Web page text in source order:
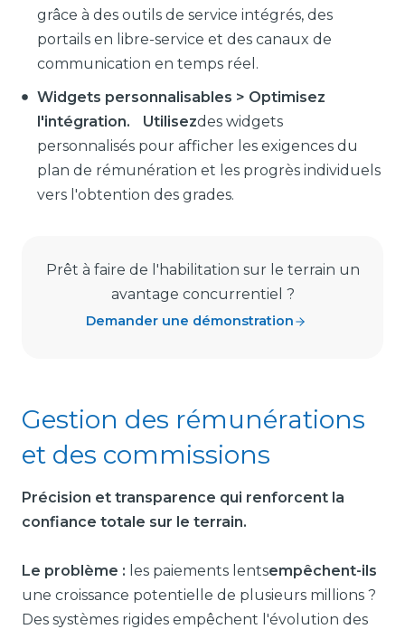
grâce à des outils de service intégrés, des
portails en libre-service et des canaux de
communication en temps réel.
Widgets personnalisables > Optimisez
l'intégration. Utilisezdes widgets
personnalisés pour afficher les exigences du
plan de rémunération et les progrès individuels
vers l'obtention des grades.
Prêt à faire de l'habilitation sur le terrain un
avantage concurrentiel ?
Demander une démonstration
Gestion des rémunérations
et des commissions
Précision et transparence qui renforcent la
confiance totale sur le terrain.
Le problème : les paiements lentsempêchent-ils
une croissance potentielle de plusieurs millions ?
Des systèmes rigides empêchent l'évolution des